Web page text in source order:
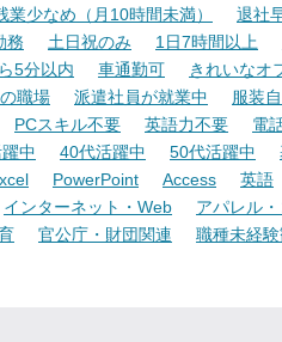
業少なめ（月10時間未満） 退社
務 土日祝のみ 1日7時間以上
5分以内 車通勤可 きれいなオ
職場 派遣社員が就業中 服装
PCスキル不要 英語力不要 電
中 40代活躍中 50代活躍中
PowerPoint Access 英語
インターネット・Web アパレル
官公庁・財団関連 職種未経